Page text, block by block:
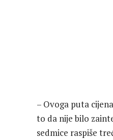
– Ovoga puta
to da nije bilo
sedmice raspiše